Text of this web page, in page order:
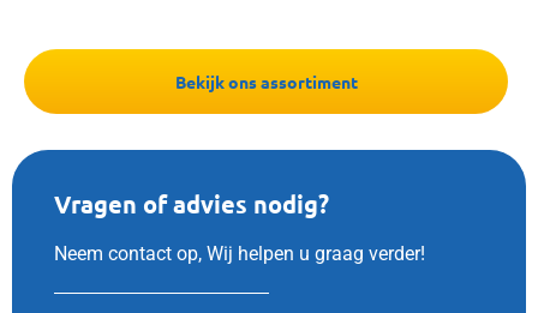
Bekijk ons assortiment
Vragen of advies nodig?
Neem contact op, Wij helpen u graag verder!